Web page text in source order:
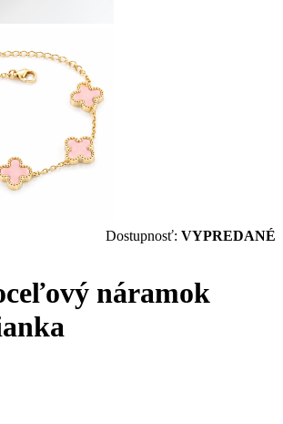
Dostupnosť: VYPREDANÉ
náramok